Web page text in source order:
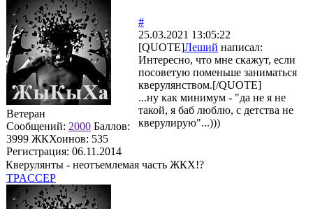
Ветеран
Сообщений: 2000 Баллов:
3999 ЖКХоинов: 535
Регистрация: 06.11.2014
#
25.03.2021 13:05:22
[QUOTE]Леший написал:
Интересно, что мне скажут, если
посоветую поменьше заниматься
кверулянством.[/QUOTE]
...ну как минимум - "да не я не
такой, я баб люблю, с детства не
кверулирую"...)))
Кверулянты - неотъемлемая часть ЖКХ!?
TPACCEP